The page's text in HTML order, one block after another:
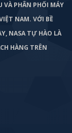
VÀ PHÂN PHỐI MÁY
NAM. VỚI BỀ
NASA TỰ HÀO LÀ
HÀNG TRÊN